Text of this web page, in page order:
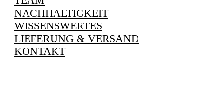
NACHHALTIGKEIT
WISSENSWERTES
LIEFERUNG & VERSAND
KONTAKT